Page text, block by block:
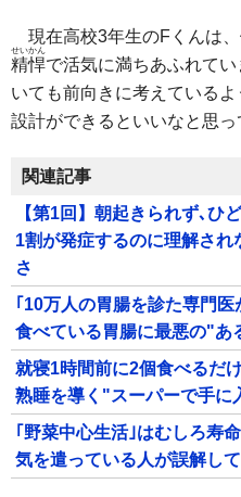
現在高校3年生のFくんは
精悍
せいかん
で活気に満ちあふれて
いても前向きに考えている
設計ができるといいなと思っ
関連記事
【第1回】朝起きられず､
1割が発症するのに理解され
さ
｢10万人の胃腸を診た専門
食べている胃腸に最悪の"あ
就寝1時間前に2個食べるだ
熟睡を導く"スーパーで手に
｢野菜中心生活｣はむしろ寿
気を遣っている人が誤解し